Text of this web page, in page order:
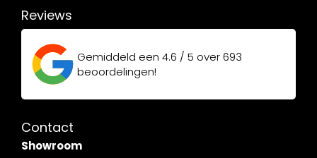
Reviews
Gemiddeld een 4.6 / 5 over693
beoordelingen!
Contact
Showroom